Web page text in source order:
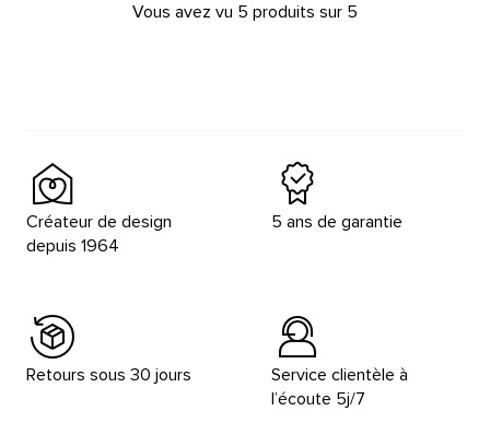
Vous avez vu 5 produits sur 5
Créateur de design
depuis 1964
5 ans de garantie
Retours sous 30 jours
Service clientèle à
l’écoute 5j/7